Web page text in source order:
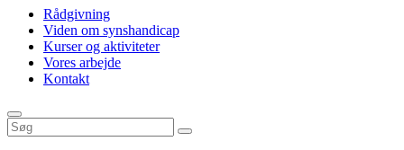
Rådgivning
Viden om synshandicap
Kurser og aktiviteter
Vores arbejde
Kontakt